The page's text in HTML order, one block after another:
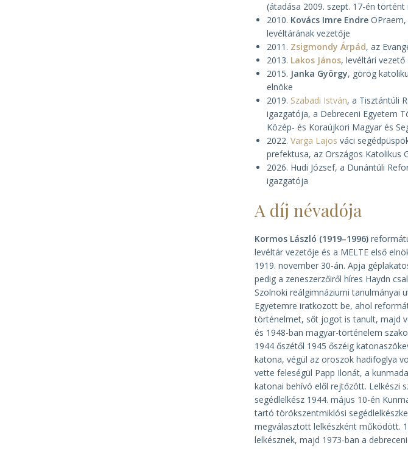
(átadása 2009. szept. 17-én történt
2010. Kovács Imre Endre
levéltárának vezetője
2011. Zsigmondy Árpád, az
2013. Lakos János, levéltári vezető
2015. Janka György, görög
elnöke
2019. Szabadi István, a Tisztántúli
igazgatója, a Debreceni Egyetem
Közép- és Koraújkori Magyar és
2022.Varga Lajosváci
prefektusa, az Országos Katolikus
2026. Hudi József, a Dunántúli
igazgatója
A díj névadója
Kormos László (1919–1996)
levéltár vezetője és a MELTE első
1919. november 30-án. Apja
pedig a zeneszerzőiről híres Haydn
Szolnoki reálgimnáziumi tanulmányai
Egyetemre iratkozott be, ahol
történelmet, sőt jogot is tanult, majd
és 1948-ban magyar-történelem
1944 őszétől 1945 őszéig
katona, végül az oroszok hadifoglya
vette feleségül Papp Ilonát, a
katonai behívó elől rejtőzött. Lelkészi
segédlelkész 1944. május 10-én
tartó törökszentmiklósi
megválasztott lelkészként működött.
lelkésznek, majd 1973-ban a